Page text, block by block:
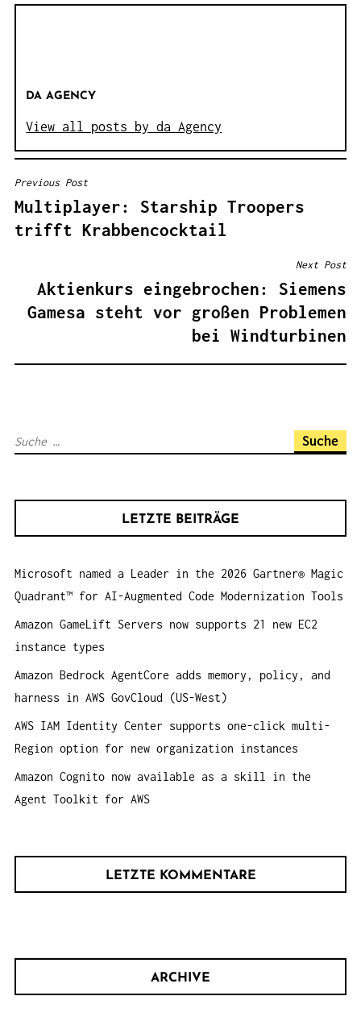
DA AGENCY
View all posts by da Agency
B
E
I
I
I
Previous Post
Multiplayer: Starship Troopers
trifft Krabbencocktail
Next Post
Aktienkurs eingebrochen: Siemens
Gamesa steht vor großen Problemen
bei Windturbinen
S
a
c
h
:
LETZTE BEITRÄGE
Microsoft named a Leader in the 2026 Gartner® Magic
Quadrant™ for AI-Augmented Code Modernization Tools
Amazon GameLift Servers now supports 21 new EC2
instance types
Amazon Bedrock AgentCore adds memory, policy, and
harness in AWS GovCloud (US-West)
AWS IAM Identity Center supports one-click multi-
Region option for new organization instances
Amazon Cognito now available as a skill in the
Agent Toolkit for AWS
LETZTE KOMMENTARE
ARCHIVE